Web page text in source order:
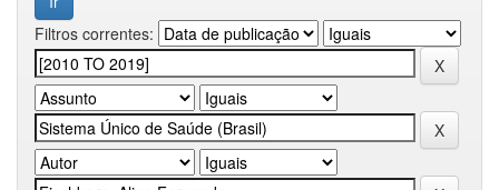
Filtros correntes: